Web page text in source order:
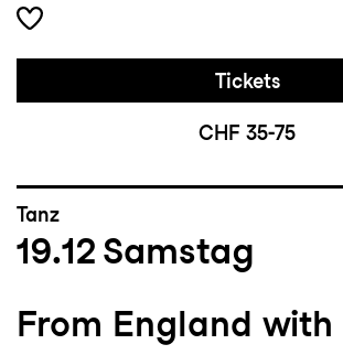
Tickets
CHF 35-75
Tanz
19.12 Samstag
From England with